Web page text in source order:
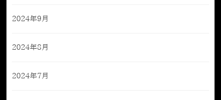
2024年9月
2024年8月
2024年7月